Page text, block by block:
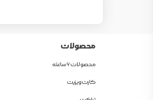
محصولات
محصولات 6 ساعته
کارت ویزیت